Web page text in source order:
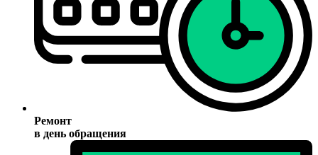
Ремонт
в день обращения